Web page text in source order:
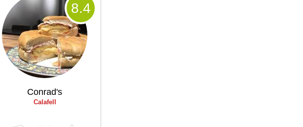
Conrad's
Calafell
8.4